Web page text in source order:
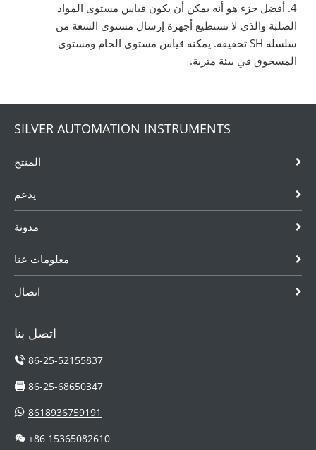
4. أفضل جزء هو أنه يمكن أن يكون قياس مستوى المواد
الصلبة والذي لا تستطيع أجهزة إرسال مستوى السعة من
سلسلة SH تحقيقه. يمكنه قياس مستوى الخام ومستوى
المسحوق في بيئة متربة.
SILVER AUTOMATION INSTRUMENTS
المنتج
يدعم
مدونة
معلومات عنا
اتصال
اتصل بنا
86-25-52155837
86-25-68650347
8618936759191
+86 15365082610